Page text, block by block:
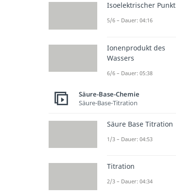
Isoelektrischer Punkt
5/6 – Dauer: 04:16
Ionenprodukt des
Wassers
6/6 – Dauer: 05:38
Säure-Base-Chemie
Säure-Base-Titration
Säure Base Titration
1/3 – Dauer: 04:53
Titration
2/3 – Dauer: 04:34